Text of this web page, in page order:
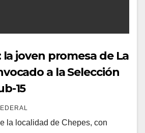
la joven promesa de La
a la Selección
15
la localidad de Chepes, con